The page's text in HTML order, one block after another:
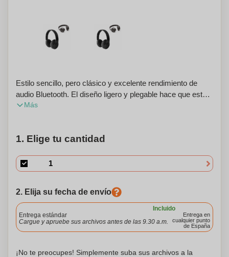
Estilo sencillo, pero clásico y excelente rendimiento de
audio Bluetooth. El diseño ligero y plegable hace que estos
sean los auriculares ideales cuando viajas. La gran área de
mensaje deseado para un aspecto verdaderamente
Más
1. Elige tu cantidad
2. Elija su fecha de envío
Incluido
Entrega estándar
Cargue y apruebe sus archivos antes de las 9.30 a.m.
Entrega en
cualquier punto
de España
¡No te preocupes! Simplemente suba sus archivos a la